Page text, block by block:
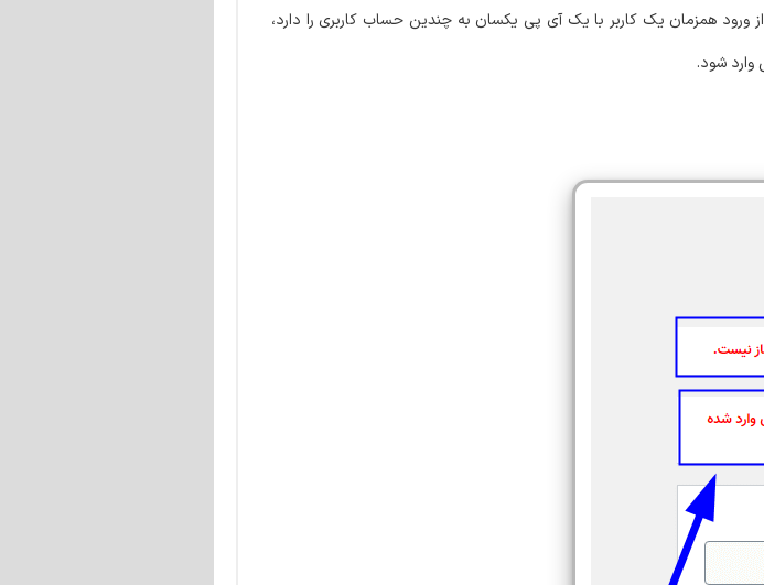
ورود همزمان یک کاربر با یک آی پی یکسان به چندین حساب کاربری را دارد،